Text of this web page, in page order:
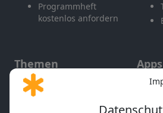
Programmheft
kostenlos anfordern
Themen
Gott und Bibel erklärt